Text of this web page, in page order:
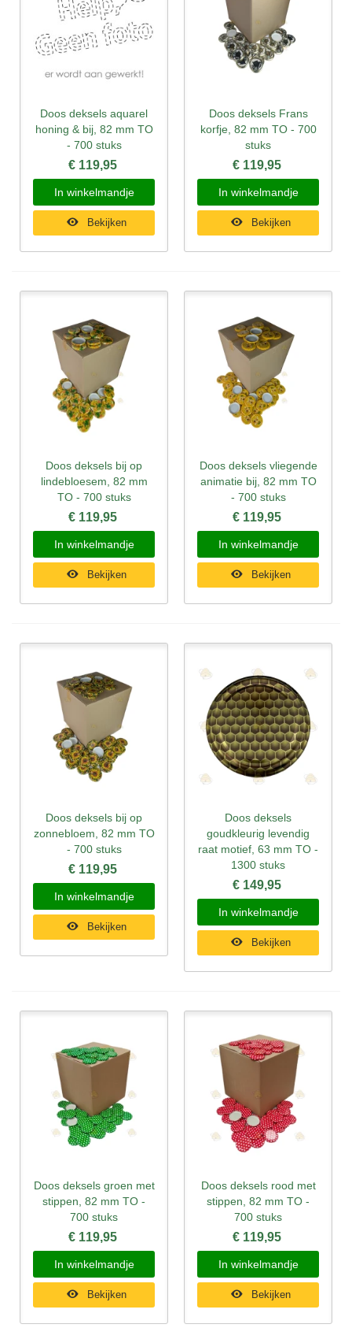
Doos deksels aquarel
honing & bij, 82 mm TO
- 700 stuks
€ 119,95
In winkelmandje
Bekijken
Doos deksels Frans
korfje, 82 mm TO - 700
stuks
€ 119,95
In winkelmandje
Bekijken
Doos deksels bij op
lindebloesem, 82 mm
TO - 700 stuks
€ 119,95
In winkelmandje
Bekijken
Doos deksels vliegende
animatie bij, 82 mm TO
- 700 stuks
€ 119,95
In winkelmandje
Bekijken
Doos deksels bij op
zonnebloem, 82 mm TO
- 700 stuks
€ 119,95
In winkelmandje
Bekijken
Doos deksels
goudkleurig levendig
raat motief, 63 mm TO -
1300 stuks
€ 149,95
In winkelmandje
Bekijken
Doos deksels groen met
stippen, 82 mm TO -
700 stuks
€ 119,95
In winkelmandje
Bekijken
Doos deksels rood met
stippen, 82 mm TO -
700 stuks
€ 119,95
In winkelmandje
Bekijken